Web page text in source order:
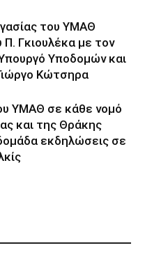
του ΥΜΑΘ
Π. Γκιουλέκα με τον
Υποδομών και
Κώτσηρα
ΥΜΑΘ σε κάθε νομό
και της Θράκης
εκδηλώσεις σε